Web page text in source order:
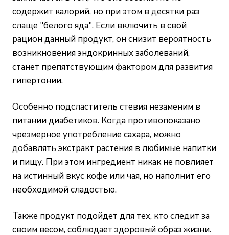
содержит калорий, но при этом в десятки раз
слаще "белого яда". Если включить в свой
рацион данный продукт, он снизит вероятность
возникновения эндокринных заболеваний,
станет препятствующим фактором для развития
гипертонии.
Особенно подсластитель стевия незаменим в
питании диабетиков. Когда противопоказано
чрезмерное употребление сахара, можно
добавлять экстракт растения в любимые напитки
и пищу. При этом ингредиент никак не повлияет
на истинный вкус кофе или чая, но наполнит его
необходимой сладостью.
Также продукт подойдет для тех, кто следит за
своим весом, соблюдает здоровый образ жизни.